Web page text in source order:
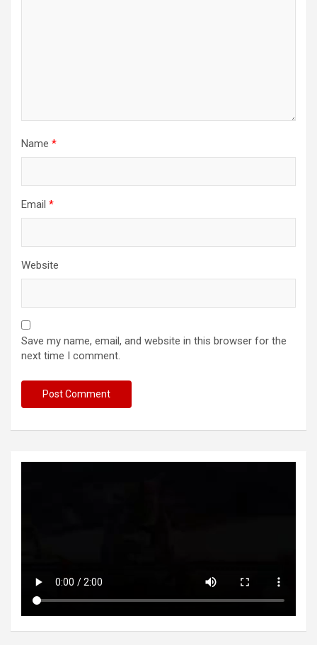
Name *
Email *
Website
Save my name, email, and website in this browser for the
next time I comment.